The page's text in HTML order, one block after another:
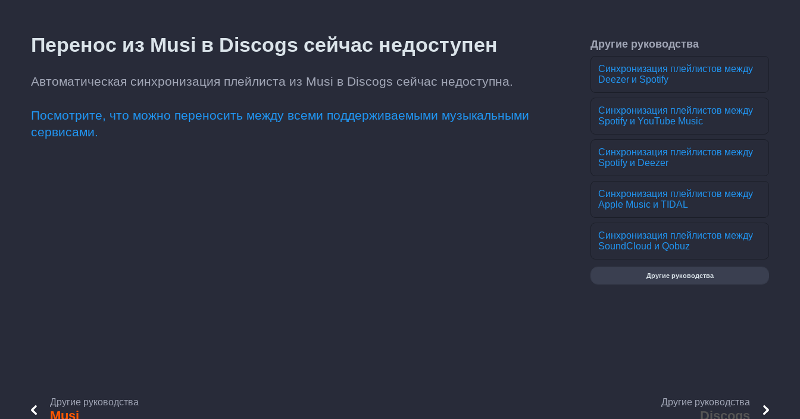
Перенос из Musi в Discogs сейчас недоступен
Автоматическая синхронизация плейлиста из Musi в Discogs сейчас недоступна.
Посмотрите, что можно переносить между всеми поддерживаемыми музыкальными
сервисами.
Другие руководства
Синхронизация плейлистов между
Deezer и Spotify
Синхронизация плейлистов между
Spotify и YouTube Music
Синхронизация плейлистов между
Spotify и Deezer
Синхронизация плейлистов между
Apple Music и TIDAL
Синхронизация плейлистов между
SoundCloud и Qobuz
Другие руководства
Другие руководства
Musi
Другие руководства
Discogs